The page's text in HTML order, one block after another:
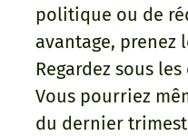
politique ou de
avantage, prenez
Regardez sous
Vous pourriez
du dernier